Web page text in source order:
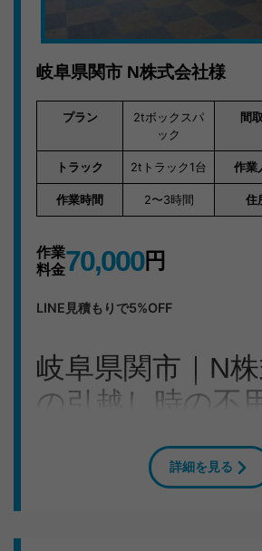
岐阜県関市 N株式会社様
プラン
2tボックスパ
ック
間
トラック 2tトラック1台 作業
作業時間 2〜3時間 住
作業
料金70,000円
LINE見積もりで5%OFF
岐阜県関市｜N
の引越し時の不
事務所移転時の処分にお困りだった
詳細を見る